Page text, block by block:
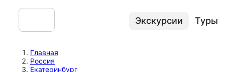
Экскурсии Туры
Главная
Россия
Екатеринбург